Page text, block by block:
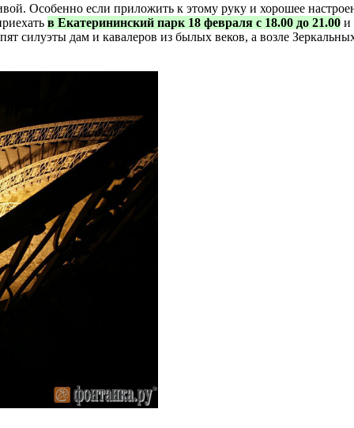
Особенно если приложить к этому руку и хорошее
в Екатерининский парк 18 февраля с 18.00 до 21.00 и
силуэты дам и кавалеров из былых веков, а возле